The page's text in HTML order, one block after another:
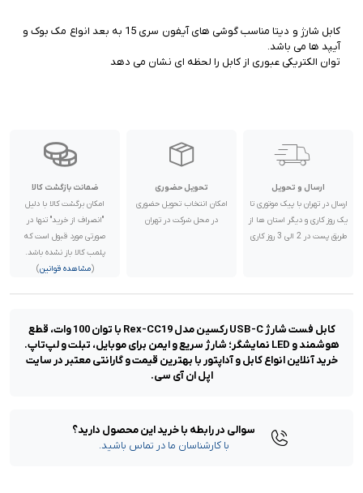
کابل شارژ و دیتا مناسب گوشی های آیفون سری 15 به بعد انواع مک بوک و
توان الکتریکی عبوری از کابل را لحظه ای نشان می دهد
ارسال و تحویل
ارسال در تهران با پیک موتوری تا
یک روز کاری و دیگر استان ها از
طریق پست در 2 الی 3 روز کاری
تحویل حضوری
امکان انتخاب تحویل حضوری
در محل شرکت در تهران
ضمانت بازگشت کالا
امکان برگشت کالا با دلیل
"انصراف از خرید" تنها در
صورتی مورد قبول است که
پلمب کالا باز نشده باشد.
(مشاهده قوانین)
کابل فست شارژ USB-C رکسین مدل Rex-CC19 با توان 100 وات، قطع
هوشمند و LED نمایشگر؛ شارژ سریع و ایمن برای موبایل، تبلت و لپ‌تاپ.
خرید آنلاین انواع کابل و آداپتور با بهترین قیمت و گارانتی معتبر در سایت
اپل ان آی سی.
سوالی در رابطه با خرید این محصول دارید؟
با کارشناسان ما در تماس باشید.